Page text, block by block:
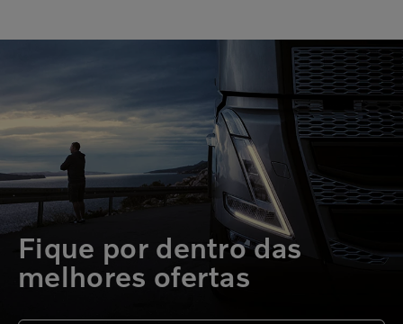
Fique por dentro das
melhores ofertas